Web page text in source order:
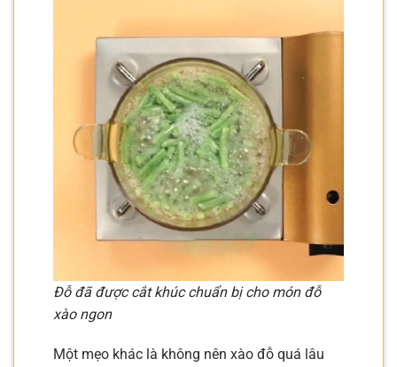
Đỗ đã được cắt khúc chuẩn bị cho món đỗ
xào ngon
Một mẹo khác là không nên xào đỗ quá lâu